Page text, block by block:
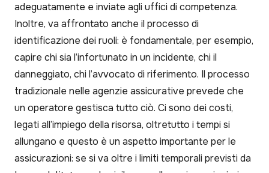
adeguatamente e inviate agli uffici di competenza.
Inoltre, va affrontato anche il processo di
identificazione dei ruoli: è fondamentale, per esempio,
capire chi sia l’infortunato in un incidente, chi il
danneggiato, chi l’avvocato di riferimento. Il processo
tradizionale nelle agenzie assicurative prevede che
un operatore gestisca tutto ciò. Ci sono dei costi,
legati all’impiego della risorsa, oltretutto i tempi si
allungano e questo è un aspetto importante per le
assicurazioni: se si va oltre i limiti temporali previsti da